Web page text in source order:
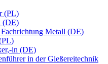
(PL)
(DE)
Metall (DE)
in (DE)
in der Gießereitechnik